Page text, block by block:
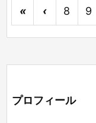
« ‹ 8 9
プロフィール